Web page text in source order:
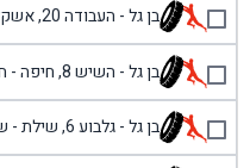
בן גל - העבודה 20, אשקלון - אשקלון
בן גל - השיש 8, חיפה - חיפה
בן גל - גלבוע 6, שילת - שילת